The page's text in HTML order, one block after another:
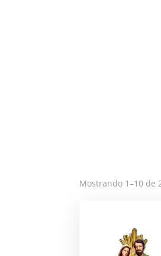
Mostrando 1–10 de